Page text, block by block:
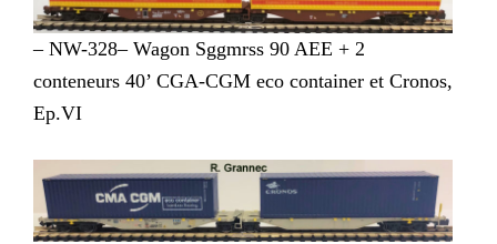
– NW-328– Wagon Sggmrss 90 AEE + 2
conteneurs 40’ CGA-CGM eco container et Cronos,
Ep.VI